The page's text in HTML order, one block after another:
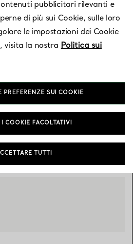
APPUNTAMENTO
,Las Vegas, NV,US 89109
a trovarci
pubblicitari rilevanti e
di più sui Cookie, sulle loro
le impostazioni dei Cookie
visita la nostra Politica sui
PREFERENZE SUI COOKIE
I COOKIE FACOLTATIVI
TUTTI